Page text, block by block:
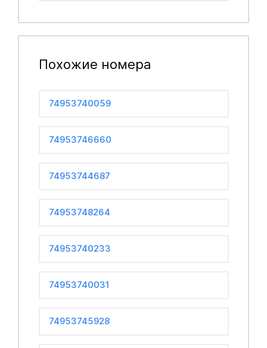
Похожие номера
74953740059
74953746660
74953744687
74953748264
74953740233
74953740031
74953745928